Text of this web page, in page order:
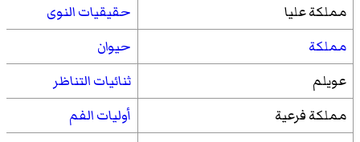
مملكة عليا
حقيقيات النوى
مملكة
حيوان
عويلم
ثنائيات التناظر
مملكة فرعية
أوليات الفم